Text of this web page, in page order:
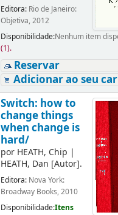
Editora: Rio de Janeiro:
Objetiva, 2012
Disponibilidade:Nenhum item
(1).
Reservar
Adicionar ao seu
Switch: how to
change things
when change is
hard/
por HEATH, Chip |
HEATH, Dan [Autor].
Editora: Nova York:
Broadway Books, 2010
Disponibilidade:Itens